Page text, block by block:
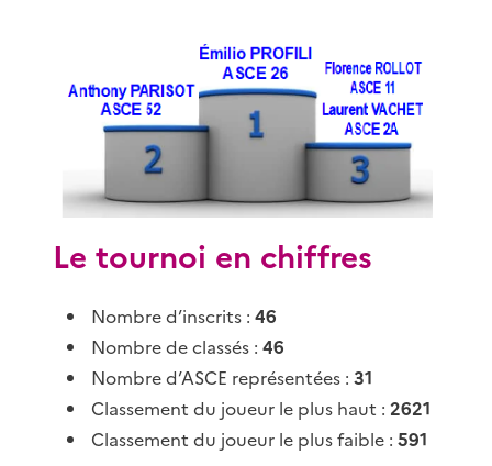
Le tournoi en chiffres
Nombre d’inscrits :46
Nombre de classés :46
Nombre d’ASCE représentées :31
Classement du joueur le plus haut :2621
Classement du joueur le plus faible :591